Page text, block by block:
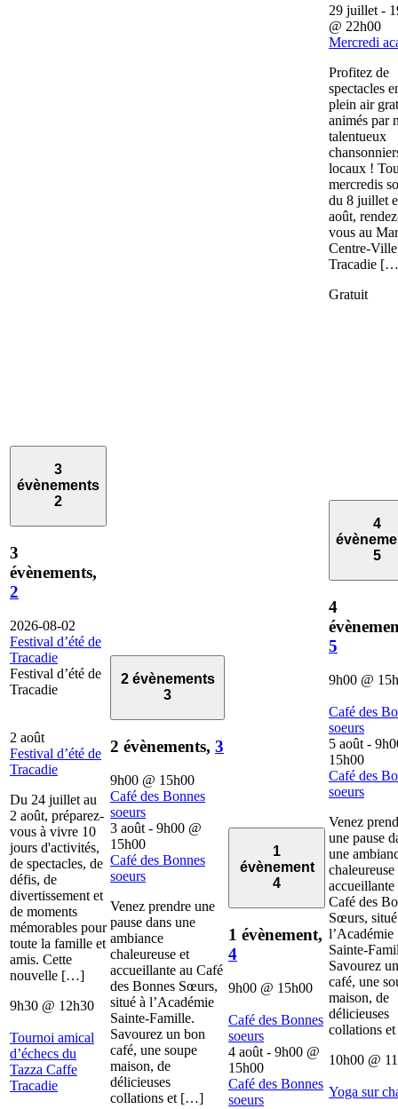
29 juillet -
@ 22h00
Mercredi
Profitez de
spectacles
plein air
animés par
talentueux
locaux !
mercredis
du 8 juillet
août,
vous au
Centre-
Tracadie
Gratuit
3
évènements
2
3
évènements,
2
2026-08-02
Festival d’été de
Tracadie
Festival d’été de
Tracadie
2 août
Festival d’été de
Tracadie
Du 24 juillet au
2 août, préparez-
vous à vivre 10
jours d'activités,
de spectacles, de
défis, de
divertissement et
de moments
mémorables pour
toute la famille et
amis. Cette
nouvelle […]
9h30 @ 12h30
Tournoi amical
d’échecs du
Tazza Caffe
Tracadie
2 évènements
3
2 évènements, 3
9h00 @ 15h00
Café des Bonnes
soeurs
3 août - 9h00 @
15h00
Café des Bonnes
soeurs
Venez prendre une
pause dans une
ambiance
chaleureuse et
accueillante au Café
des Bonnes Sœurs,
situé à l’Académie
Sainte-Famille.
Savourez un bon
café, une soupe
maison, de
délicieuses
collations et […]
1
évènement
4
1 évènement,
4
9h00 @ 15h00
Café des Bonnes
soeurs
4 août - 9h00 @
15h00
Café des Bonnes
soeurs
4
5
4
5
9h00 @
Café des
soeurs
5 août -
15h00
Café des
soeurs
Venez
une pause
une
chaleureuse
accueillante
Café des
Sœurs,
l’Académie
Sainte-
Savourez
café, une
maison, de
délicieuses
collations
10h00 @
Yoga sur